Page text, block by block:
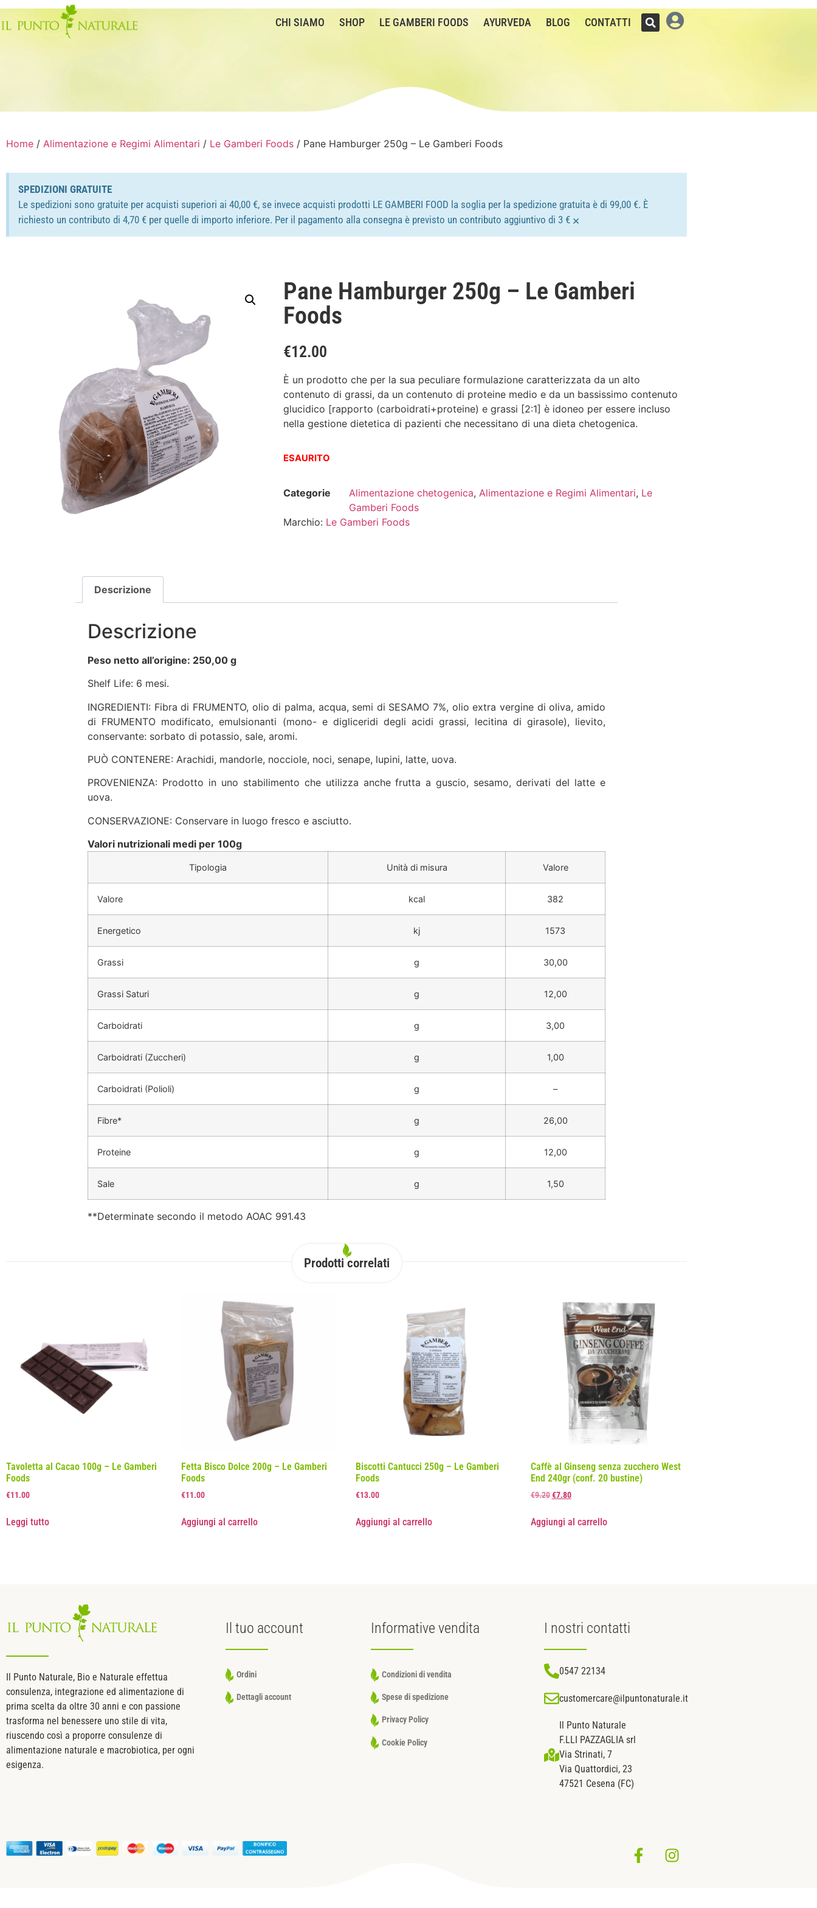
CHI SIAMO SHOP LE GAMBERI FOODS AYURVEDA BLOG CONTATTI
Home / Alimentazione e Regimi Alimentari / Le Gamberi Foods / Pane Hamburger 250g – Le Gamberi Foods
SPEDIZIONI GRATUITE
Le spedizioni sono gratuite per acquisti superiori ai 40,00 €, se invece acquisti prodotti LE GAMBERI FOOD la soglia per la spedizione gratuita è di 99,00 €. È
richiesto un contributo di 4,70 € per quelle di importo inferiore. Per il pagamento alla consegna è previsto un contributo aggiuntivo di 3 € ×
Pane Hamburger 250g – Le Gamberi
Foods
€12.00
È un prodotto che per la sua peculiare formulazione caratterizzata da un alto
contenuto di grassi, da un contenuto di proteine medio e da un bassissimo contenuto
glucidico [rapporto (carboidrati+proteine) e grassi [2:1] è idoneo per essere incluso
nella gestione dietetica di pazienti che necessitano di una dieta chetogenica.
ESAURITO
Categorie Alimentazione chetogenica, Alimentazione e Regimi Alimentari, Le
Gamberi Foods
Marchio: Le Gamberi Foods
Descrizione
Descrizione
Peso netto all’origine: 250,00 g
Shelf Life: 6 mesi.
INGREDIENTI: Fibra di FRUMENTO, olio di palma, acqua, semi di SESAMO 7%, olio extra vergine di oliva, amido
di FRUMENTO modificato, emulsionanti (mono- e digliceridi degli acidi grassi, lecitina di girasole), lievito,
conservante: sorbato di potassio, sale, aromi.
PUÒ CONTENERE: Arachidi, mandorle, nocciole, noci, senape, lupini, latte, uova.
PROVENIENZA: Prodotto in uno stabilimento che utilizza anche frutta a guscio, sesamo, derivati del latte e
uova.
CONSERVAZIONE: Conservare in luogo fresco e asciutto.
Valori nutrizionali medi per 100g
Tipologia Unità di misura Valore
Valore kcal 382
Energetico kj 1573
Grassi g 30,00
Grassi Saturi g 12,00
Carboidrati g 3,00
Carboidrati (Zuccheri) g 1,00
Carboidrati (Polioli) g –
Fibre* g 26,00
Proteine g 12,00
Sale g 1,50
**Determinate secondo il metodo AOAC 991.43
Prodotti correlati
Tavoletta al Cacao 100g – Le Gamberi
Foods
€11.00
Leggi tutto
Fetta Bisco Dolce 200g – Le Gamberi
Foods
€11.00
Aggiungi al carrello
Biscotti Cantucci 250g – Le Gamberi
Foods
€13.00
Aggiungi al carrello
Caffè al Ginseng senza zucchero West
End 240gr (conf. 20 bustine)
€9.20 €7.80
Aggiungi al carrello
Il Punto Naturale, Bio e Naturale effettua
consulenza, integrazione ed alimentazione di
prima scelta da oltre 30 anni e con passione
trasforma nel benessere uno stile di vita,
riuscendo così a proporre consulenze di
alimentazione naturale e macrobiotica, per ogni
esigenza.
Il tuo account
Ordini
Dettagli account
Informative vendita
Condizioni di vendita
Spese di spedizione
Privacy Policy
Cookie Policy
I nostri contatti
0547 22134
customercare@ilpuntonaturale.it
Il Punto Naturale
F.LLI PAZZAGLIA srl
Via Strinati, 7
Via Quattordici, 23
47521 Cesena (FC)